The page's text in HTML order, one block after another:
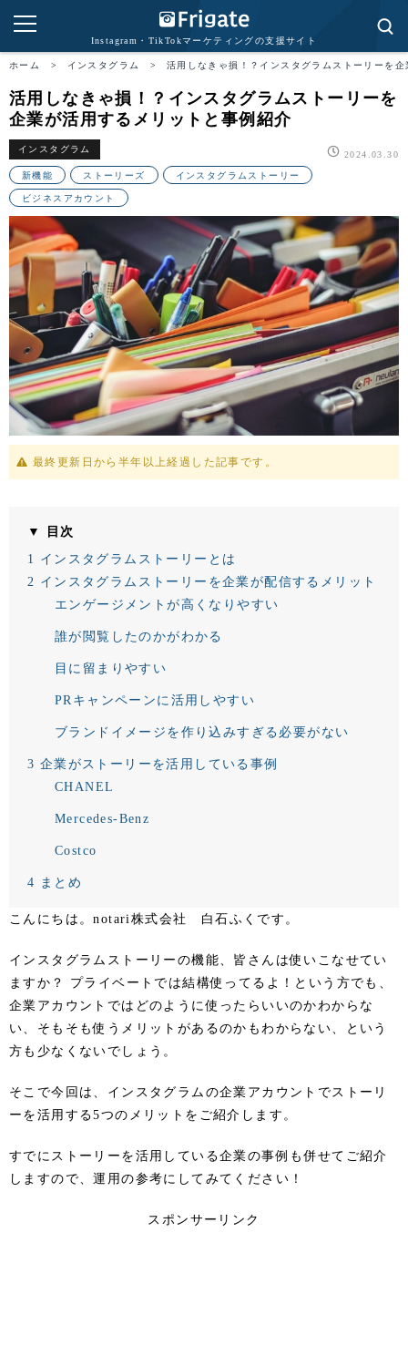
Instagram・TikTokマーケティングの支援サイト
ホーム > インスタグラム > 活用しなきゃ損！？インスタグラムストーリーを
活用しなきゃ損！？インスタグラムストーリーを
企業が活用するメリットと事例紹介
インスタグラム
2024.03.30
新機能 ストーリーズ インスタグラムストーリー
ビジネスアカウント
最終更新日から半年以上経過した記事です。
▼ 目次
1 インスタグラムストーリーとは
2 インスタグラムストーリーを企業が配信するメリット
エンゲージメントが高くなりやすい
誰が閲覧したのかがわかる
目に留まりやすい
PRキャンペーンに活用しやすい
ブランドイメージを作り込みすぎる必要がない
3 企業がストーリーを活用している事例
CHANEL
Mercedes-Benz
Costco
4 まとめ
こんにちは。notari株式会社 白石ふくです。
インスタグラムストーリーの機能、皆さんは使いこなせてい
ますか？ プライベートでは結構使ってるよ！という方でも、
企業アカウントではどのように使ったらいいのかわからな
い、そもそも使うメリットがあるのかもわからない、という
方も少なくないでしょう。
そこで今回は、インスタグラムの企業アカウントでストーリ
ーを活用する5つのメリットをご紹介します。
すでにストーリーを活用している企業の事例も併せてご紹介
しますので、運用の参考にしてみてください！
スポンサーリンク